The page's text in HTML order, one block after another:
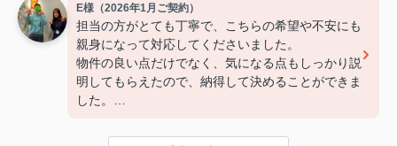
E様（2026年1月ご契約）
担当の方がとても丁寧で、こちらの希望や不安にも
親身になって対応してくださいました。
物件の良い点だけでなく、気になる点もしっかり説
明してもらえたので、納得して決めることができま
した。
られました。